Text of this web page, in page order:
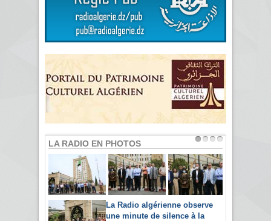
LA RADIO EN PHOTOS
La Radio algérienne observe
une minute de silence à la